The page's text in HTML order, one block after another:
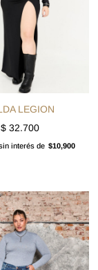
LEGION
$32.700
interés de $10,900